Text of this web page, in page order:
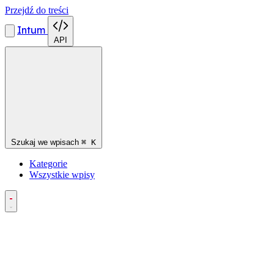
Przejdź do treści
Intum
API
Szukaj we wpisach ⌘ K
Kategorie
Wszystkie wpisy